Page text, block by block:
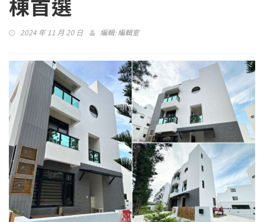
2024 年 11 月 20 日 編輯:編輯室